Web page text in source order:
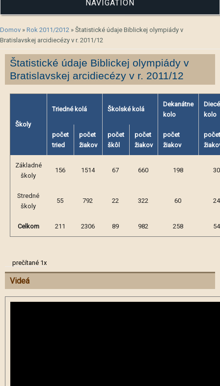
NAVIGATION
Nachádzate sa tu
Domov » Rok 2011/2012 » Štatistické údaje Biblickej olympiády v
Bratislavskej arcidiecézy v r. 2011/12
Štatistické údaje Biblickej olympiády v
Bratislavskej arcidiecézy v r. 2011/12
Školy
Triedné kolá Školské kolá
Dekanátne
kolo
kolo
počet
tried
počet
žiakov
počet
škôl
počet
žiakov
počet
žiakov
počet
Základné
školy
156 1514 67 660 198 30
Stredné
školy
55 792 22 322 60 24
Celkom 211 2306 89 982 258 54
prečítané 1x
Videá